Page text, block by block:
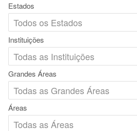
Estados
Instituições
Grandes Áreas
Áreas